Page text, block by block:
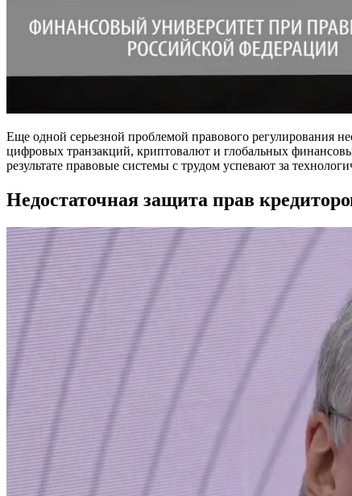
Еще одной серьезной проблемой правового регулирования
цифровых транзакций, криптовалют и глобальных
результате правовые системы с трудом успевают за
Недостаточная защита прав